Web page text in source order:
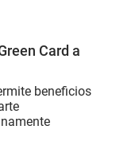
Card a
beneficios